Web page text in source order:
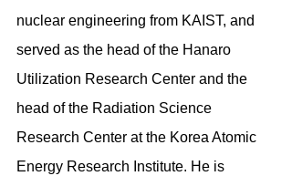
nuclear engineering from KAIST, and
served as the head of the Hanaro
Utilization Research Center and the
head of the Radiation Science
Research Center at the Korea Atomic
Energy Research Institute. He is